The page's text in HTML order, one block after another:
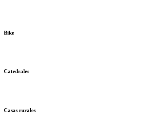
Bike
Catedrales
Casas rurales